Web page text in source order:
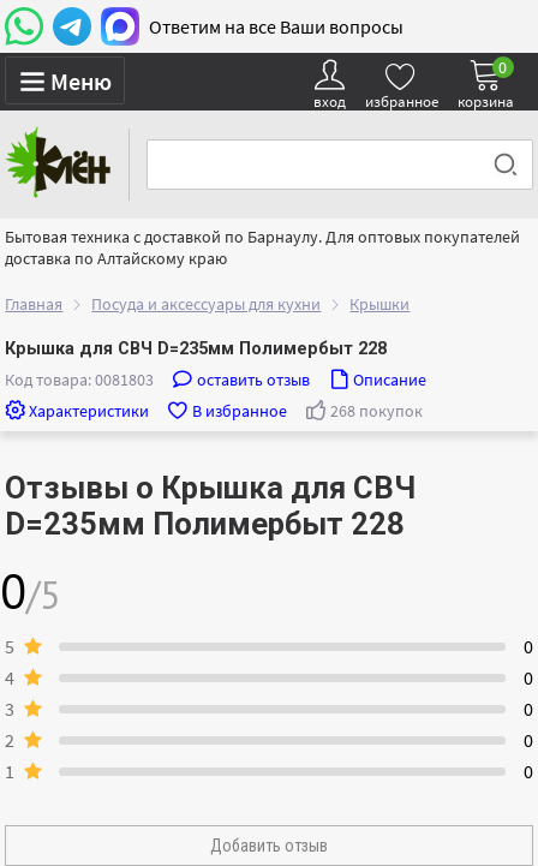
Ответим на все Ваши вопросы
Меню
вход избранное корзина
0
Бытовая техника с доставкой по Барнаулу. Для оптовых покупателей
доставка по Алтайскому краю
Главная Посуда и аксессуары для кухни Крышки
Крышка для СВЧ D=235мм Полимербыт 228
Код товара: 0081803 оставить отзыв
Описание
Характеристики
В избранное 268 покупок
Отзывы о Крышка для СВЧ
D=235мм Полимербыт 228
0/5
5
0
4
0
3
0
2
0
1
0
Добавить отзыв